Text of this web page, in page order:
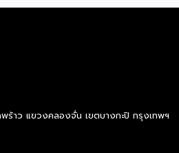
คุณค่าของอุตสาหกรรมนมทั่วโลก
ตสาหกรรมนมโลกอย่างเป็น
พื่อรับรองให้เมืองฮูฮอตดำรง
หรือเมืองหลวงแห่ง
ร้าว แขวงคลองจั่น เขตบางกะปิ กรุงเทพฯ